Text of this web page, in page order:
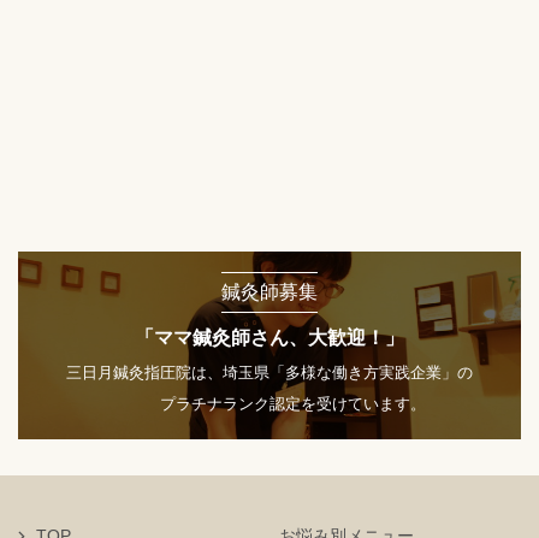
鍼灸師募集
「ママ鍼灸師さん、大歓迎！」
三日月鍼灸指圧院は、埼玉県「多様な働き方実践企業」の
プラチナランク認定を受けています。